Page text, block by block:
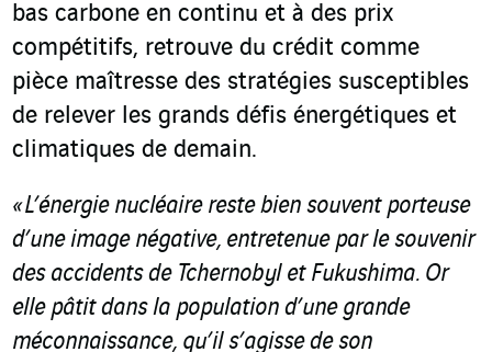
bas carbone en continu et à des prix
compétitifs, retrouve du crédit comme
pièce maîtresse des stratégies susceptibles
de relever les grands défis énergétiques et
climatiques de demain.
« L’énergie nucléaire reste bien souvent porteuse
d’une image négative, entretenue par le souvenir
des accidents de Tchernobyl et Fukushima. Or
elle pâtit dans la population d’une grande
méconnaissance, qu’il s’agisse de son